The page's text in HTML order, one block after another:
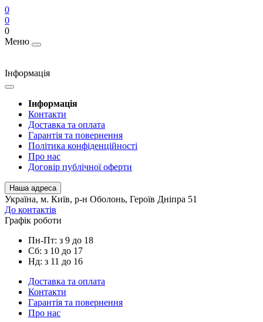
0
0
0
Меню
Інформація
Інформація
Контакти
Доставка та оплата
Гарантія та повернення
Політика конфіденційності
Про нас
Договір публічної оферти
Наша адреса
Українa, м. Київ, р-н Оболонь, Героїв Дніпра 51
До контактів
Графік роботи
Пн-Пт: з 9 до 18
Сб: з 10 до 17
Нд: з 11 до 16
Доставка та оплата
Контакти
Гарантія та повернення
Про нас